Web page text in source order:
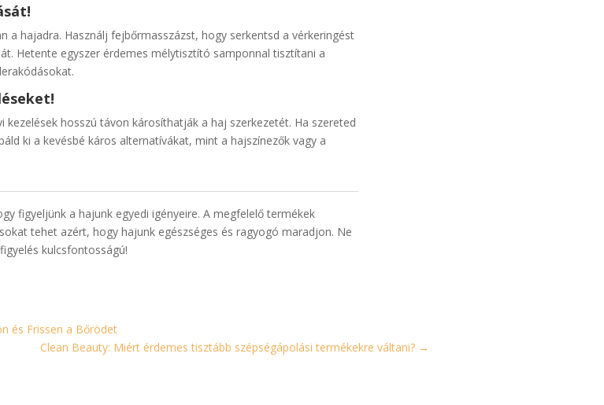
a hajadra. Használj fejbőrmasszázst, hogy serkentsd a vérkeringést
Hetente egyszer érdemes mélytisztító samponnal tisztítani a
hosszú távon károsíthatják a haj szerkezetét. Ha szereted
ki a kevésbé káros alternatívákat, mint a hajszínezők vagy a
figyeljünk a hajunk egyedi igényeire. A megfelelő termékek
tehet azért, hogy hajunk egészséges és ragyogó maradjon. Ne
kulcsfontosságú!
és Frissen a Bőrödet
Clean Beauty: Miért érdemes tisztább szépségápolási termékekre váltani? →